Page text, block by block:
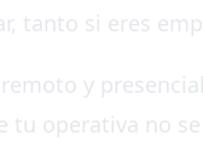
tanto si eres
y
tu operativa no